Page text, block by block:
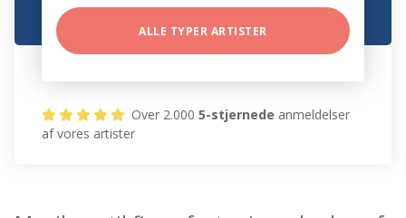
ALLE TYPER ARTISTER
Over 2.0005-stjernede anmeldelser
af vores artister